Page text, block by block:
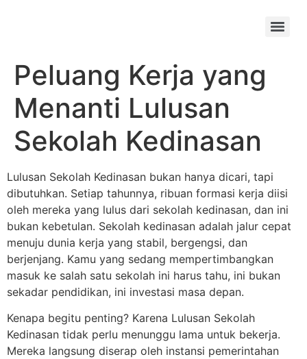
Menu
Peluang Kerja yang
Menanti Lulusan
Sekolah Kedinasan
Lulusan Sekolah Kedinasan bukan hanya dicari, tapi
dibutuhkan. Setiap tahunnya, ribuan formasi kerja diisi
oleh mereka yang lulus dari sekolah kedinasan, dan ini
bukan kebetulan. Sekolah kedinasan adalah jalur cepat
menuju dunia kerja yang stabil, bergengsi, dan
berjenjang. Kamu yang sedang mempertimbangkan
masuk ke salah satu sekolah ini harus tahu, ini bukan
sekadar pendidikan, ini investasi masa depan.
Kenapa begitu penting? Karena Lulusan Sekolah
Kedinasan tidak perlu menunggu lama untuk bekerja.
Mereka langsung diserap oleh instansi pemerintahan